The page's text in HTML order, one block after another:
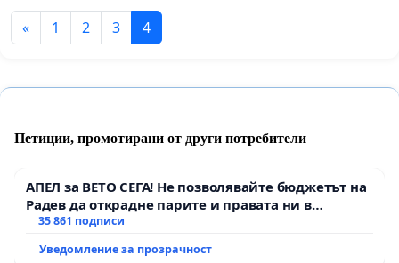
« 1 2 3 4
Петиции, промотирани от други потребители
АПЕЛ за ВЕТО СЕГА! Не позволявайте бюджетът на
Радев да открадне парите и правата ни в
тъмното
35 861 подписи
Уведомление за прозрачност